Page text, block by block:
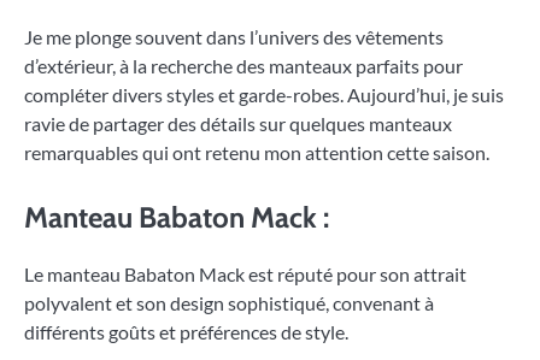
Je me plonge souvent dans l’univers des vêtements
d’extérieur, à la recherche des manteaux parfaits pour
compléter divers styles et garde-robes. Aujourd’hui, je suis
ravie de partager des détails sur quelques manteaux
remarquables qui ont retenu mon attention cette saison.
Manteau Babaton Mack :
Le manteau Babaton Mack est réputé pour son attrait
polyvalent et son design sophistiqué, convenant à
différents goûts et préférences de style.